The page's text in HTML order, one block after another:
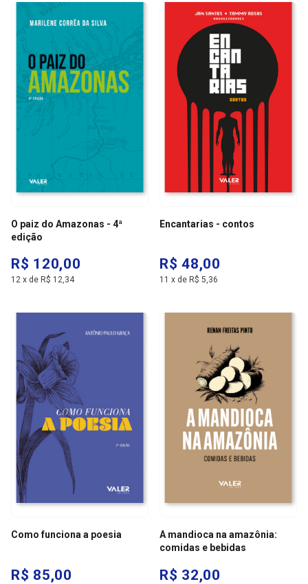
O paiz do Amazonas - 4ª
edição
R$ 120,00
12 x de R$ 12,34
Encantarias - contos
R$ 48,00
11 x de R$ 5,36
Como funciona a poesia
R$ 85,00
A mandioca na amazônia:
comidas e bebidas
R$ 32,00